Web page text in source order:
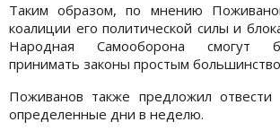
Таким образом, по мнению
коалиции его политической силы и
Народная Самооборона смогут
принимать законы простым
Поживанов также предложил отвести
определенные дни в неделю.